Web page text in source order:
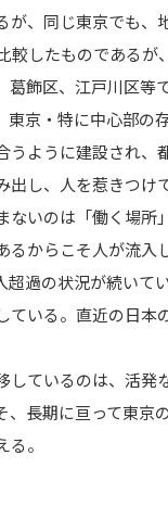
が、同じ東京でも
較したものである
飾区、江戸川区等
京・特に中心部
うように建設され
し、人を惹きつけ
いのは「働く場
るからこそ人が流
過の状況が続い
いる。直近の日
しているのは、活
、長期に亘って東
。